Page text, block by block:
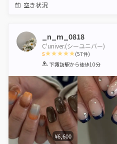
空き状況
_n_m_0818
C'univer.(シーユニバー)
5
1 2 3 4 5
(57件)
下諏訪駅から徒歩10分
¥6,600